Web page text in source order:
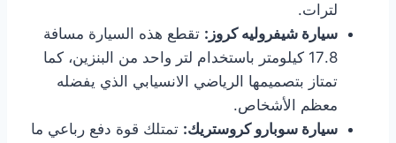
لترات.
سيارة شيفروليه كروز: تقطع هذه السيارة مسافة
17.8 كيلومتر باستخدام لتر واحد من البنزين، كما
تمتاز بتصميمها الرياضي الانسيابي الذي يفضله
معظم الأشخاص.
سيارة سوبارو كروستريك: تمتلك قوة دفع رباعي ما